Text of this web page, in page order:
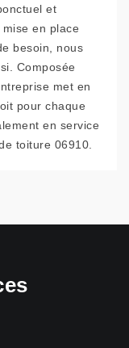
et
en place
besoin, nous
Composée
met en
pour chaque
en service
toiture 06910.